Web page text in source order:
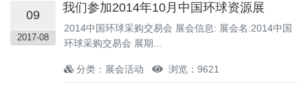
09
2017-08
我们参加2014年10月中国环球资源展
2014中国环球采购交易会 展会信息: 展会名:2014中国
环球采购交易会 展期...
分类：展会活动 浏览：9621